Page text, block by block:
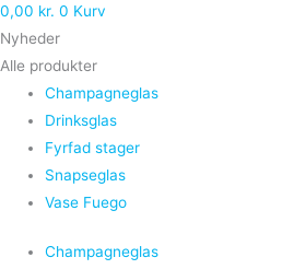
0,00 kr. 0 Kurv
Nyheder
Alle produkter
Champagneglas
Drinksglas
Fyrfad stager
Snapseglas
Vase Fuego
Champagneglas